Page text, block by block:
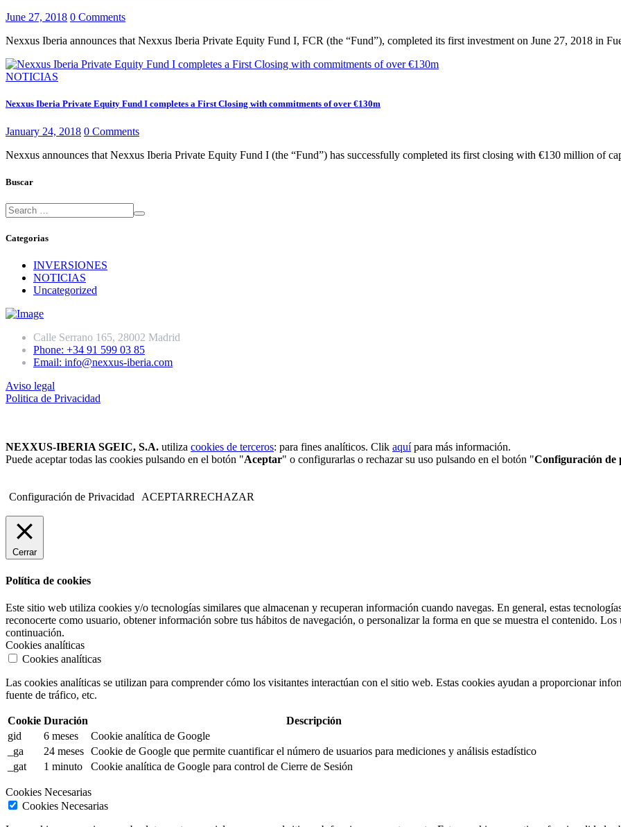
June 27, 2018 0 Comments
Nexxus Iberia announces that Nexxus Iberia Private Equity Fund I, FCR (the “Fund”), completed its first investment on June 27, 2018 in
NOTICIAS
Nexxus Iberia Private Equity Fund I completes a First Closing with commitments of over €130m
January 24, 2018 0 Comments
Nexxus announces that Nexxus Iberia Private Equity Fund I (the “Fund”) has successfully completed its first closing with €130 million of
Buscar
Categorias
INVERSIONES
NOTICIAS
Uncategorized
Calle Serrano 165, 28002 Madrid
Phone: +34 91 599 03 85
Email: info@nexxus-iberia.com
Aviso legal
Politica de Privacidad
NEXXUS-IBERIA SGEIC, S.A. utiliza cookies de terceros: para fines analíticos. Clik aquípara más información.
Puede aceptar todas las cookies pulsando en el botón "Aceptar" o configurarlas o rechazar su uso pulsando en el botón "Configuración de
Configuración de Privacidad ACEPTARRECHAZAR
Cerrar
Política de cookies
Este sitio web utiliza cookies y/o tecnologías similares que almacenan y recuperan información cuando navegas. En general, estas
reconocerte como usuario, obtener información sobre tus hábitos de navegación, o personalizar la forma en que se muestra el contenido. Los
continuación.
Cookies analíticas
Cookies analíticas
Las cookies analíticas se utilizan para comprender cómo los visitantes interactúan con el sitio web. Estas cookies ayudan a proporcionar
fuente de tráfico, etc.
Cookie Duración
Descripción
gid
6 meses
Cookie analítica de Google
_ga
24 meses Cookie de Google que permite cuantificar el número de usuarios para mediciones y análisis estadístico
_gat
1 minuto Cookie analítica de Google para control de Cierre de Sesión
Cookies Necesarias
Cookies Necesarias